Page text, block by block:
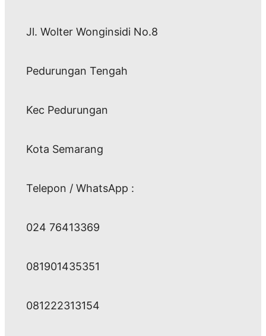
Jl. Wolter Wonginsidi No.8
Pedurungan Tengah
Kec Pedurungan
Kota Semarang
Telepon / WhatsApp :
024 76413369
081901435351
081222313154